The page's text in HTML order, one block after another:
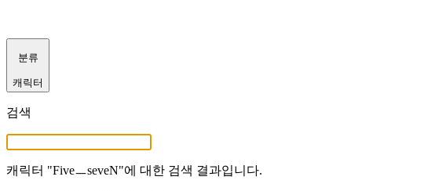
분류
캐릭터
검색
캐릭터 "FiveㅡseveN"에 대한 검색 결과입니다.